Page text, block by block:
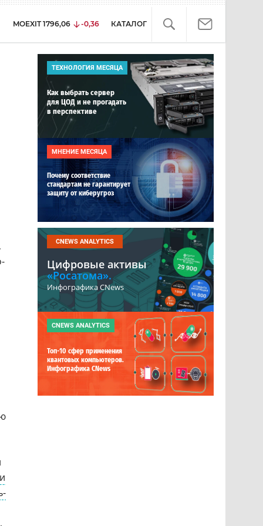
MOEXIT 1796,06 -0,36 КАТАЛОГ
,
ТЕХНОЛОГИЯ МЕСЯЦА
Как выбрать сервер
для ЦОД и не прогадать
в перспективе
МНЕНИЕ МЕСЯЦА
Почему соответствие
стандартам не гарантирует
защиту от киберугроз
CNEWS ANALYTICS
Цифровые активы
«Росатома».
Инфографика CNews
CNEWS ANALYTICS
Топ-10 сфер применения
квантовых компьютеров.
Инфографика CNews